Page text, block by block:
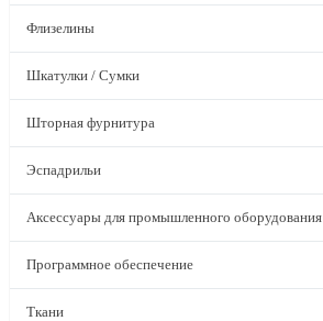
Флизелины
Шкатулки / Сумки
Шторная фурнитура
Эспадрильи
Аксессуары для промышленного оборудования
Программное обеспечение
Ткани